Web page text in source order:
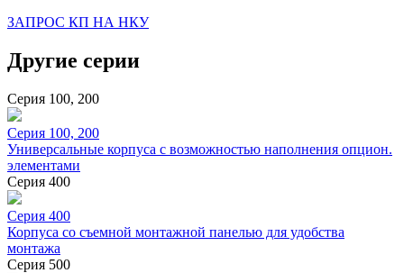
ЗАПРОС КП НА НКУ
Другие серии
Серия 100, 200
Серия 100, 200
Универсальные корпуса с возможностью наполнения опцион.
элементами
Серия 400
Серия 400
Корпуса со съемной монтажной панелью для удобства
монтажа
Серия 500